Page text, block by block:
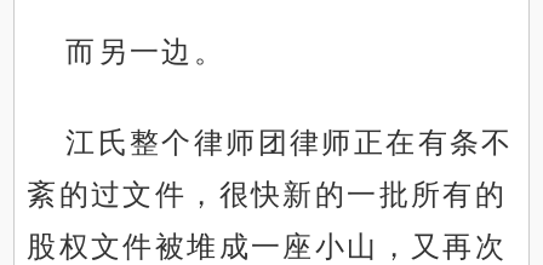
而另一边。
江氏整个律师团律师正在有条不
紊的过文件，很快新的一批所有的
股权文件被堆成一座小山，又再次